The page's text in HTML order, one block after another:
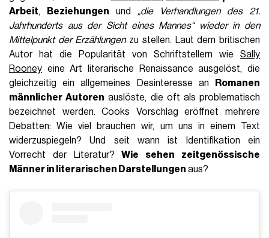
Arbeit, Beziehungen und „die Verhandlungen des 21.
Jahrhunderts aus der Sicht eines Mannes“ wieder in den
Mittelpunkt der Erzählungenzu stellen. Laut dem britischen
Autor hat die Popularität von Schriftstellern wie Sally
Rooney eine Art literarische Renaissance ausgelöst, die
gleichzeitig ein allgemeines Desinteresse an
Romanen
männlicher Autoren auslöste, die oft als problematisch
bezeichnet werden. Cooks Vorschlag eröffnet mehrere
Debatten: Wie viel brauchen wir, um uns in einem Text
widerzuspiegeln? Und seit wann ist Identifikation ein
Vorrecht der Literatur?Wie sehen zeitgenössische
Männer in literarischen Darstellungen aus?